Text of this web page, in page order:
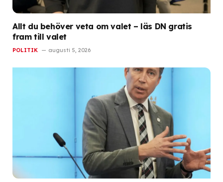
Allt du behöver veta om valet – läs DN gratis
fram till valet
POLITIK augusti 5, 2026